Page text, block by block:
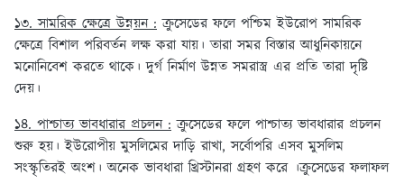
১৩. সামরিক ক্ষেত্রে উন্নয়ন : ক্রুসেডের ফলে পশ্চিম ইউরোপ সামরিক
ক্ষেত্রে বিশাল পরিবর্তন লক্ষ করা যায়। তারা সমর বিস্তার আধুনিকায়নে
মনোনিবেশ করতে থাকে। দুর্গ নির্মাণ উন্নত সমরাস্ত্র এর প্রতি তারা দৃষ্টি
দেয়।
১৪. পাশ্চাত্য ভাবধারার প্রচলন : ক্রুসেডের ফলে পাশ্চাত্য ভাবধারার প্রচলন
শুরু হয়। ইউরোপীয় মুসলিমের দাড়ি রাখা, সর্বোপরি এসব মুসলিম
সংস্কৃতিরই অংশ। অনেক ভাবধারা খ্রিস্টানরা গ্রহণ করে ।ক্রুসেডের ফলাফল